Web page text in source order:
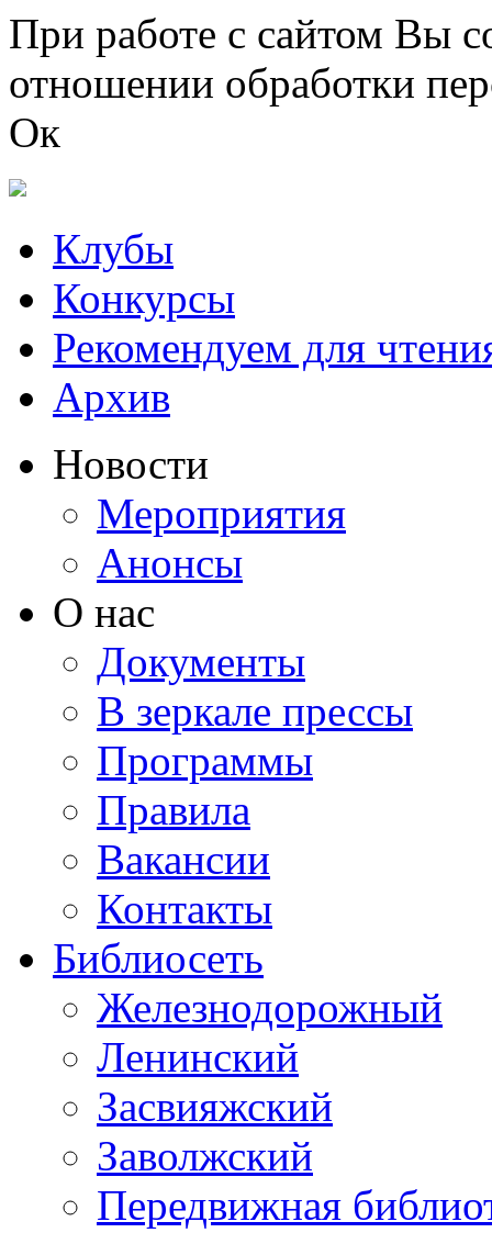
Перейти к основному содержанию
При работе с сайтом Вы
отношении обработки
Ок
Клубы
Конкурсы
Рекомендуем для
Архив
Новости
Мероприятия
Анонсы
О нас
Документы
В зеркале прессы
Программы
Правила
Вакансии
Контакты
Библиосеть
Железнодорожный
Ленинский
Засвияжский
Заволжский
Передвижная